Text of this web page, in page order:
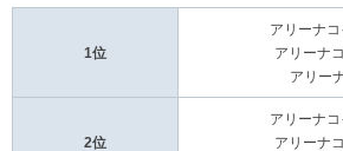
1位
アリーナ
アリーナ
アリー
2位
アリーナ
アリーナ